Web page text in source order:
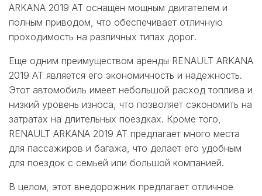
ARKANA 2019 AT оснащен мощным двигателем и
полным приводом, что обеспечивает отличную
проходимость на различных типах дорог.
Еще одним преимуществом аренды RENAULT ARKANA
2019 AT является его экономичность и надежность.
Этот автомобиль имеет небольшой расход топлива и
низкий уровень износа, что позволяет сэкономить на
затратах на длительных поездках. Кроме того,
RENAULT ARKANA 2019 AT предлагает много места
для пассажиров и багажа, что делает его удобным
для поездок с семьей или большой компанией.
В целом, этот внедорожник предлагает отличное